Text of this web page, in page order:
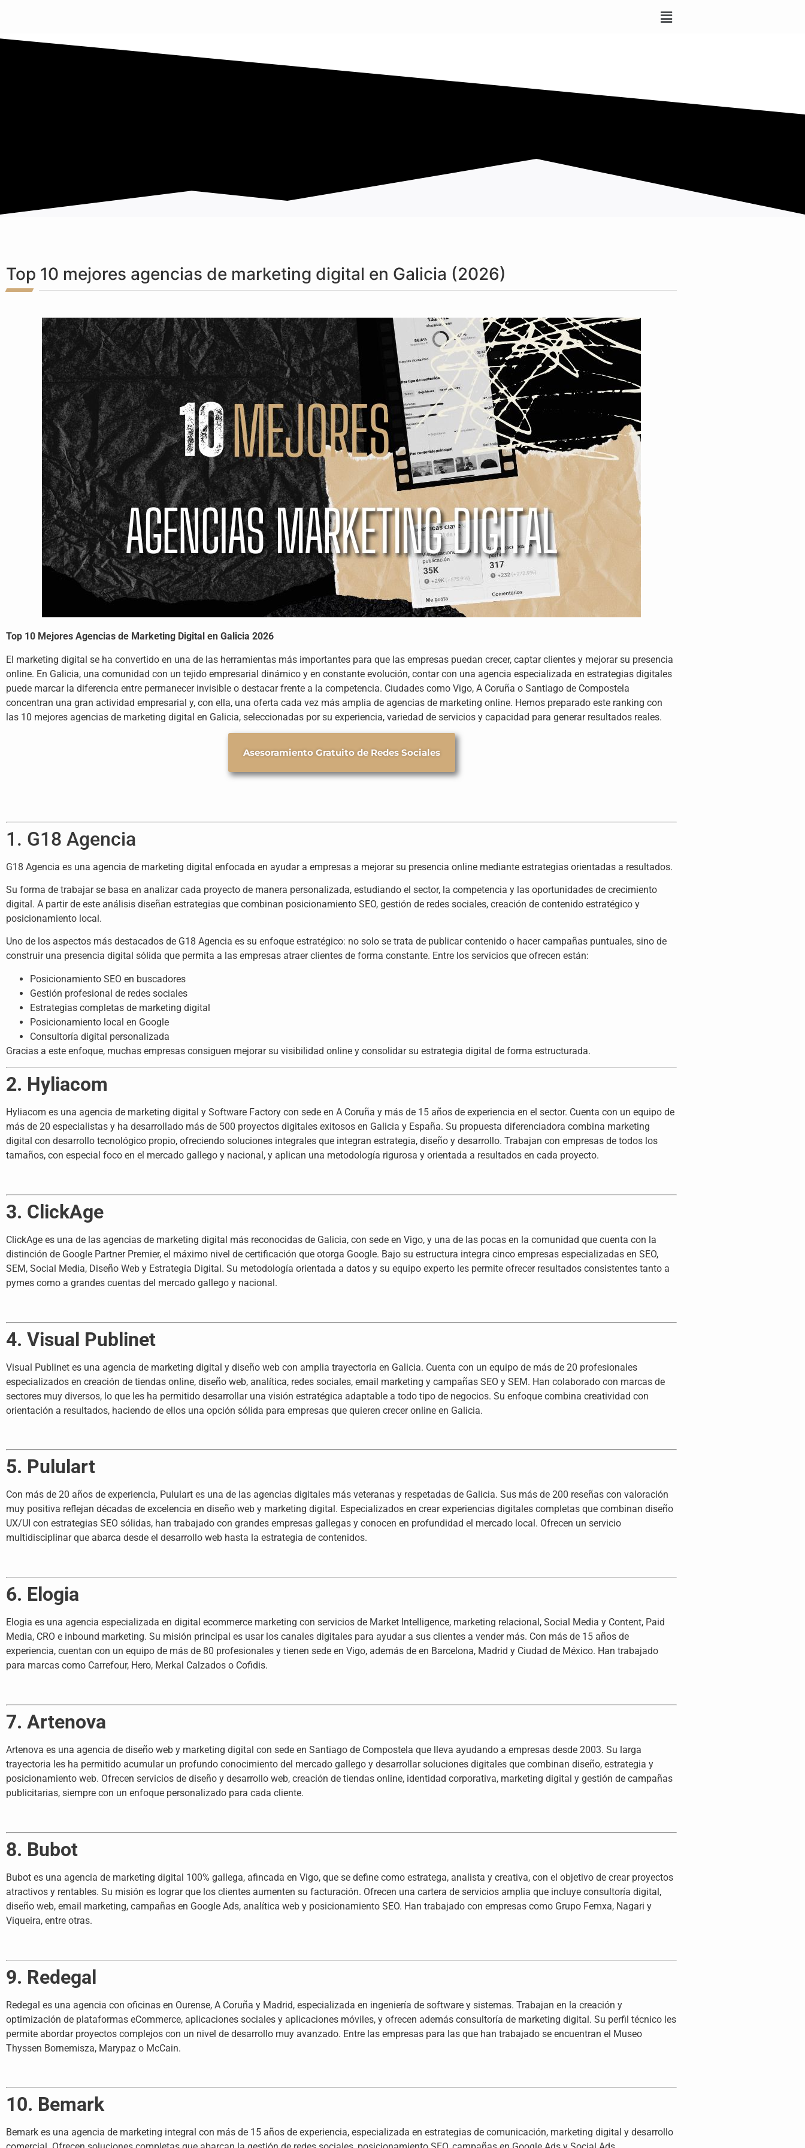
Top 10 mejores agencias de marketing digital en Galicia (2026)
Top 10 Mejores Agencias de Marketing Digital en Galicia 2026
El marketing digital se ha convertido en una de las herramientas más importantes para que las empresas puedan crecer, captar clientes y mejorar su presencia
online. En Galicia, una comunidad con un tejido empresarial dinámico y en constante evolución, contar con una agencia especializada en estrategias digitales
puede marcar la diferencia entre permanecer invisible o destacar frente a la competencia. Ciudades como Vigo, A Coruña o Santiago de Compostela
concentran una gran actividad empresarial y, con ella, una oferta cada vez más amplia de agencias de marketing online. Hemos preparado este ranking con
las 10 mejores agencias de marketing digital en Galicia, seleccionadas por su experiencia, variedad de servicios y capacidad para generar resultados reales.
Asesoramiento Gratuito de Redes Sociales
1. G18 Agencia
G18 Agencia es una agencia de marketing digital enfocada en ayudar a empresas a mejorar su presencia online mediante estrategias orientadas a resultados.
Su forma de trabajar se basa en analizar cada proyecto de manera personalizada, estudiando el sector, la competencia y las oportunidades de crecimiento
digital. A partir de este análisis diseñan estrategias que combinan posicionamiento SEO, gestión de redes sociales, creación de contenido estratégico y
posicionamiento local.
Uno de los aspectos más destacados de G18 Agencia es su enfoque estratégico: no solo se trata de publicar contenido o hacer campañas puntuales, sino de
construir una presencia digital sólida que permita a las empresas atraer clientes de forma constante. Entre los servicios que ofrecen están:
Posicionamiento SEO en buscadores
Gestión profesional de redes sociales
Estrategias completas de marketing digital
Posicionamiento local en Google
Consultoría digital personalizada
Gracias a este enfoque, muchas empresas consiguen mejorar su visibilidad online y consolidar su estrategia digital de forma estructurada.
2. Hyliacom
Hyliacom es una agencia de marketing digital y Software Factory con sede en A Coruña y más de 15 años de experiencia en el sector. Cuenta con un equipo de
más de 20 especialistas y ha desarrollado más de 500 proyectos digitales exitosos en Galicia y España. Su propuesta diferenciadora combina marketing
digital con desarrollo tecnológico propio, ofreciendo soluciones integrales que integran estrategia, diseño y desarrollo. Trabajan con empresas de todos los
tamaños, con especial foco en el mercado gallego y nacional, y aplican una metodología rigurosa y orientada a resultados en cada proyecto.
3. ClickAge
ClickAge es una de las agencias de marketing digital más reconocidas de Galicia, con sede en Vigo, y una de las pocas en la comunidad que cuenta con la
distinción de Google Partner Premier, el máximo nivel de certificación que otorga Google. Bajo su estructura integra cinco empresas especializadas en SEO,
SEM, Social Media, Diseño Web y Estrategia Digital. Su metodología orientada a datos y su equipo experto les permite ofrecer resultados consistentes tanto a
pymes como a grandes cuentas del mercado gallego y nacional.
4. Visual Publinet
Visual Publinet es una agencia de marketing digital y diseño web con amplia trayectoria en Galicia. Cuenta con un equipo de más de 20 profesionales
especializados en creación de tiendas online, diseño web, analítica, redes sociales, email marketing y campañas SEO y SEM. Han colaborado con marcas de
sectores muy diversos, lo que les ha permitido desarrollar una visión estratégica adaptable a todo tipo de negocios. Su enfoque combina creatividad con
orientación a resultados, haciendo de ellos una opción sólida para empresas que quieren crecer online en Galicia.
5. Pululart
Con más de 20 años de experiencia, Pululart es una de las agencias digitales más veteranas y respetadas de Galicia. Sus más de 200 reseñas con valoración
muy positiva reflejan décadas de excelencia en diseño web y marketing digital. Especializados en crear experiencias digitales completas que combinan diseño
UX/UI con estrategias SEO sólidas, han trabajado con grandes empresas gallegas y conocen en profundidad el mercado local. Ofrecen un servicio
multidisciplinar que abarca desde el desarrollo web hasta la estrategia de contenidos.
6. Elogia
Elogia es una agencia especializada en digital ecommerce marketing con servicios de Market Intelligence, marketing relacional, Social Media y Content, Paid
Media, CRO e inbound marketing. Su misión principal es usar los canales digitales para ayudar a sus clientes a vender más. Con más de 15 años de
experiencia, cuentan con un equipo de más de 80 profesionales y tienen sede en Vigo, además de en Barcelona, Madrid y Ciudad de México. Han trabajado
para marcas como Carrefour, Hero, Merkal Calzados o Cofidis.
7. Artenova
Artenova es una agencia de diseño web y marketing digital con sede en Santiago de Compostela que lleva ayudando a empresas desde 2003. Su larga
trayectoria les ha permitido acumular un profundo conocimiento del mercado gallego y desarrollar soluciones digitales que combinan diseño, estrategia y
posicionamiento web. Ofrecen servicios de diseño y desarrollo web, creación de tiendas online, identidad corporativa, marketing digital y gestión de campañas
publicitarias, siempre con un enfoque personalizado para cada cliente.
8. Bubot
Bubot es una agencia de marketing digital 100% gallega, afincada en Vigo, que se define como estratega, analista y creativa, con el objetivo de crear proyectos
atractivos y rentables. Su misión es lograr que los clientes aumenten su facturación. Ofrecen una cartera de servicios amplia que incluye consultoría digital,
diseño web, email marketing, campañas en Google Ads, analítica web y posicionamiento SEO. Han trabajado con empresas como Grupo Femxa, Nagari y
Viqueira, entre otras.
9. Redegal
Redegal es una agencia con oficinas en Ourense, A Coruña y Madrid, especializada en ingeniería de software y sistemas. Trabajan en la creación y
optimización de plataformas eCommerce, aplicaciones sociales y aplicaciones móviles, y ofrecen además consultoría de marketing digital. Su perfil técnico les
permite abordar proyectos complejos con un nivel de desarrollo muy avanzado. Entre las empresas para las que han trabajado se encuentran el Museo
Thyssen Bornemisza, Marypaz o McCain.
10. Bemark
Bemark es una agencia de marketing integral con más de 15 años de experiencia, especializada en estrategias de comunicación, marketing digital y desarrollo